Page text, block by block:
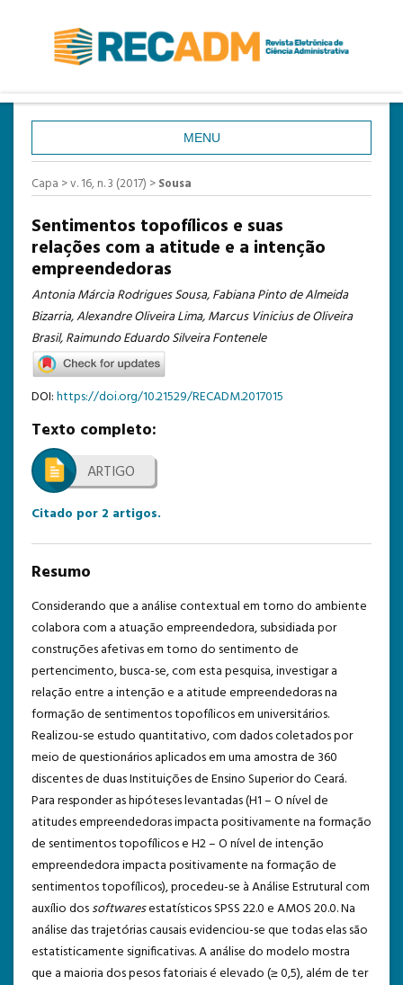
MENU
CAPA
SOBRE
ACESSO
CADASTRO
PESQUISA
ATUAL
ANTERIORES
ESTATÍSTICAS
TEMPLATE DE SUBMISSÃO
Capa >v. 16, n. 3 (2017) >Sousa
Sentimentos topofílicos e suas
relações com a atitude e a intenção
empreendedoras
Antonia Márcia Rodrigues Sousa, Fabiana Pinto de Almeida
Bizarria, Alexandre Oliveira Lima, Marcus Vinicius de Oliveira
Brasil, Raimundo Eduardo Silveira Fontenele
DOI:https://doi.org/10.21529/RECADM.2017015
Texto completo:
ARTIGO
Citado por 2 artigos.
Resumo
Considerando que a análise contextual em torno do ambiente
colabora com a atuação empreendedora, subsidiada por
construções afetivas em torno do sentimento de
pertencimento, busca-se, com esta pesquisa, investigar a
relação entre a intenção e a atitude empreendedoras na
formação de sentimentos topofílicos em universitários.
Realizou-se estudo quantitativo, com dados coletados por
meio de questionários aplicados em uma amostra de 360
discentes de duas Instituições de Ensino Superior do Ceará.
Para responder as hipóteses levantadas (H1 – O nível de
atitudes empreendedoras impacta positivamente na formação
de sentimentos topofílicos e H2 – O nível de intenção
empreendedora impacta positivamente na formação de
sentimentos topofílicos), procedeu-se à Análise Estrutural com
auxílio dossoftwaresestatísticos SPSS 22.0 e AMOS 20.0. Na
análise das trajetórias causais evidenciou-se que todas elas são
estatisticamente significativas. A análise do modelo mostra
que a maioria dos pesos fatoriais é elevado (≥ 0,5), além de ter